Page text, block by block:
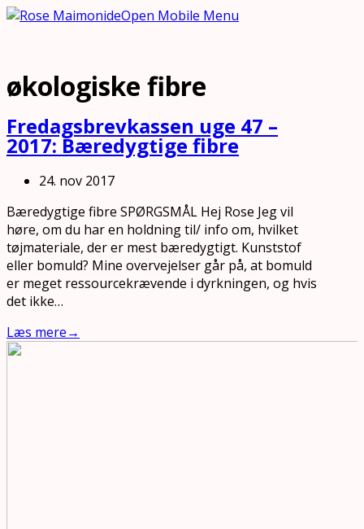
Open Mobile Menu
økologiske fibre
Fredagsbrevkassen uge 47 –
2017: Bæredygtige fibre
24. nov 2017
Bæredygtige fibre SPØRGSMÅL Hej Rose Jeg vil
høre, om du har en holdning til/ info om, hvilket
tøjmateriale, der er mest bæredygtigt. Kunststof
eller bomuld? Mine overvejelser går på, at bomuld
er meget ressourcekrævende i dyrkningen, og hvis
det ikke…
Læs mere→